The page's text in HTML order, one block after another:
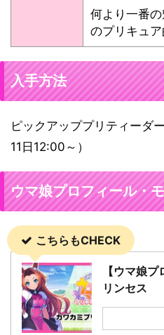
何より一番
のプリキュア
入手方法
ピックアッププリティーダ
11日12:00～）
ウマ娘プロフィール・
こちらもCHECK
【ウマ娘
リンセス